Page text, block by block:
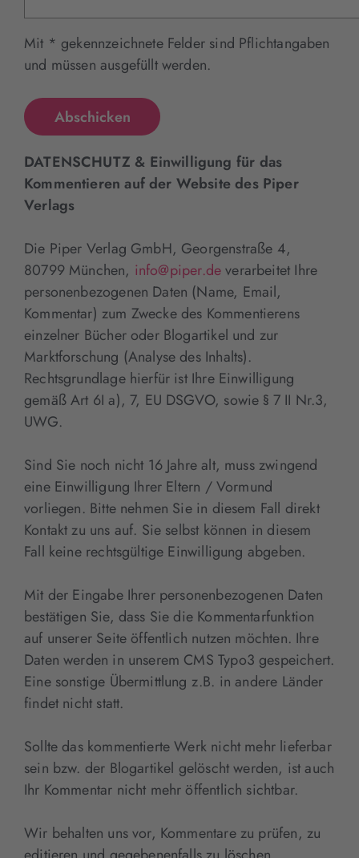
Mit * gekennzeichnete Felder sind Pflichtangaben
und müssen ausgefüllt werden.
DATENSCHUTZ & Einwilligung für das
Kommentieren auf der Website des Piper
Verlags
Die Piper Verlag GmbH, Georgenstraße 4,
80799 München, info@piper.deverarbeitet Ihre
personenbezogenen Daten (Name, Email,
Kommentar) zum Zwecke des Kommentierens
einzelner Bücher oder Blogartikel und zur
Marktforschung (Analyse des Inhalts).
Rechtsgrundlage hierfür ist Ihre Einwilligung
gemäß Art 6I a), 7, EU DSGVO, sowie § 7 II Nr.3,
UWG.
Sind Sie noch nicht 16 Jahre alt, muss zwingend
eine Einwilligung Ihrer Eltern / Vormund
vorliegen. Bitte nehmen Sie in diesem Fall direkt
Kontakt zu uns auf. Sie selbst können in diesem
Fall keine rechtsgültige Einwilligung abgeben.
Mit der Eingabe Ihrer personenbezogenen Daten
bestätigen Sie, dass Sie die Kommentarfunktion
auf unserer Seite öffentlich nutzen möchten. Ihre
Daten werden in unserem CMS Typo3 gespeichert.
Eine sonstige Übermittlung z.B. in andere Länder
findet nicht statt.
Sollte das kommentierte Werk nicht mehr lieferbar
sein bzw. der Blogartikel gelöscht werden, ist auch
Ihr Kommentar nicht mehr öffentlich sichtbar.
Wir behalten uns vor, Kommentare zu prüfen, zu